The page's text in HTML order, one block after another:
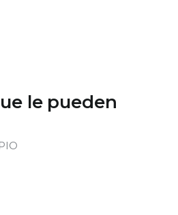
le pueden